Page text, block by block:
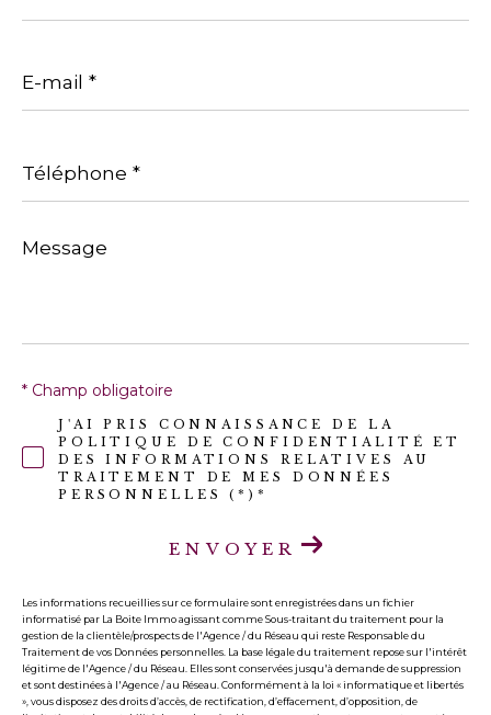
mail
*
*
Message
*
J'AI PRIS CONNAISSANCE DE LA
POLITIQUE DE CONFIDENTIALITÉ ET
DES INFORMATIONS RELATIVES AU
TRAITEMENT DE MES DONNÉES
PERSONNELLES (*)*
* Champ obligatoire
ENVOYER
Les informations recueillies sur ce formulaire sont enregistrées dans un fichier
informatisé par La Boite Immo agissant comme Sous-traitant du traitement pour la
gestion de la clientèle/prospects de l'Agence / du Réseau qui reste Responsable du
Traitement de vos Données personnelles. La base légale du traitement repose sur l'intérêt
légitime de l'Agence / du Réseau. Elles sont conservées jusqu'à demande de suppression
et sont destinées à l'Agence / au Réseau. Conformément à la loi « informatique et libertés
», vous disposez des droits d’accès, de rectification, d’effacement, d’opposition, de